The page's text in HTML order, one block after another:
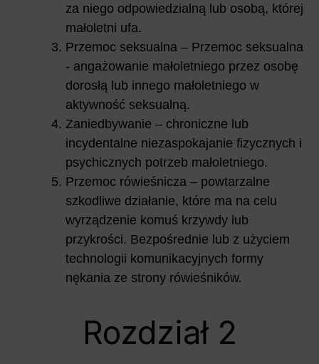
za niego odpowiedzialną lub osobą, której
małoletni ufa.
Przemoc seksualna – Przemoc seksualna
- angażowanie małoletniego przez osobę
dorosłą lub innego małoletniego w
aktywność seksualną.
Zaniedbywanie – chroniczne lub
incydentalne niezaspokajanie fizycznych i
psychicznych potrzeb małoletniego.
Przemoc rówieśnicza – powtarzalne
szkodliwe działanie, które ma na celu
wyrządzenie komuś krzywdy lub
przykrości. Bezpośrednie lub z użyciem
technologii komunikacyjnych formy
nękania ze strony rówieśników.
Rozdział 2